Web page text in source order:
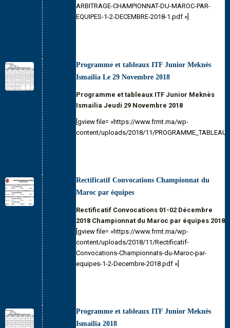
ARBITRAGE-CHAMPIONNAT-DU-MAROC-PAR-
EQUIPES-1-2-DECEMBRE-2018-1.pdf »]
Programme et tableaux ITF Junior Meknès
Ismailia Le 29 Novembre 2018
Programme et tableaux ITF Junior Meknès
Ismailia Jeudi 29 Novembre 2018
[gview file= »https://www.frmt.ma/wp-
content/uploads/2018/11/
Rectificatif Convocations Championnat du
Maroc par équipes
Rectificatif Convocations 01-02 Décembre
2018 Championnat du Maroc par équipes 2018
[gview file= »https://www.frmt.ma/wp-
content/uploads/2018/11/Rectificatif-
Convocations-Championnats-du-Maroc-par-
equipes-1-2-Decembre-2018.pdf »]
Programme et tableaux ITF Junior Meknès
Ismailia 2018